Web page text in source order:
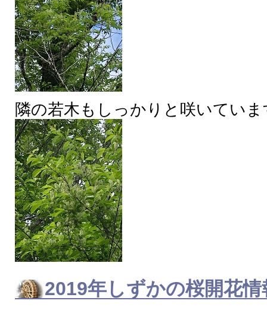
隣の若木もしっかりと咲いていま
2019年しずかの桜開花